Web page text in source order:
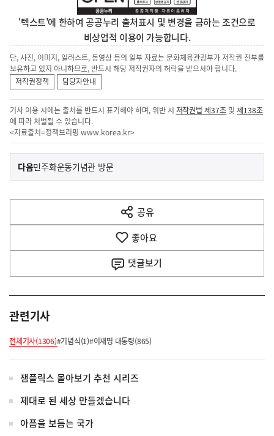
'텍스트'에 한하여 공공누리 출처표시 및 변경을 금하는 조건으로
비상업적 이용이 가능합니다.
단, 사진, 이미지, 일러스트, 동영상 등의 일부 자료는 문화체육관광부가 저작권 전부를
보유하고 있지 아니하므로, 반드시 해당 저작권자의 허락을 받으셔야 합니다.
저작권정책
담당자안내
기사 이용 시에는 출처를 반드시 표기해야 하며, 위반 시 저작권법 제37조 및제138조
에 따라 처벌될 수 있습니다.
<자료출처=정책브리핑 www.korea.kr>
이
전
다
음
다음기
사
민주화운동기념관 방문
공유
열
기
좋아요
댓글보기
관련기사
전체기사(1306)#기념식(1)#이재명 대통령(865)
잼플릭스 몰아보기 추천 시리즈
제대로 된 세상 만들겠습니다
아픔을 보듬는 국가